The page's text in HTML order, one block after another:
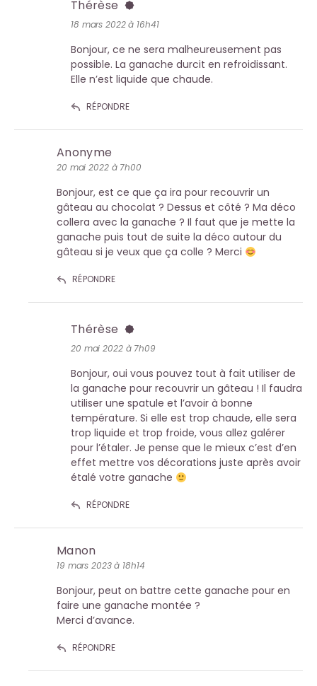
Thérèse
18 mars 2022 à 16h41
Bonjour, ce ne sera malheureusement pas
possible. La ganache durcit en refroidissant.
Elle n’est liquide que chaude.
RÉPONDRE
Anonyme
20 mai 2022 à 7h00
Bonjour, est ce que ça ira pour recouvrir un
gâteau au chocolat ? Dessus et côté ? Ma déco
collera avec la ganache ? Il faut que je mette la
ganache puis tout de suite la déco autour du
gâteau si je veux que ça colle ? Merci
RÉPONDRE
Thérèse
20 mai 2022 à 7h09
Bonjour, oui vous pouvez tout à fait utiliser de
la ganache pour recouvrir un gâteau ! Il faudra
utiliser une spatule et l’avoir à bonne
température. Si elle est trop chaude, elle sera
trop liquide et trop froide, vous allez galérer
pour l’étaler. Je pense que le mieux c’est d’en
effet mettre vos décorations juste après avoir
étalé votre ganache
RÉPONDRE
Manon
19 mars 2023 à 18h14
Bonjour, peut on battre cette ganache pour en
faire une ganache montée ?
Merci d’avance.
RÉPONDRE